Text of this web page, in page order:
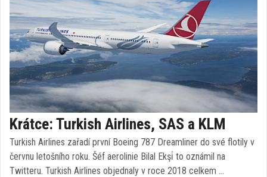
Krátce: Turkish Airlines, SAS a KLM
Turkish Airlines zařadí první Boeing 787 Dreamliner do své flotily v
červnu letošního roku. Šéf aerolinie Bilal Ekşi̇ to oznámil na
Twitteru. Turkish Airlines objednaly v roce 2018 celkem …